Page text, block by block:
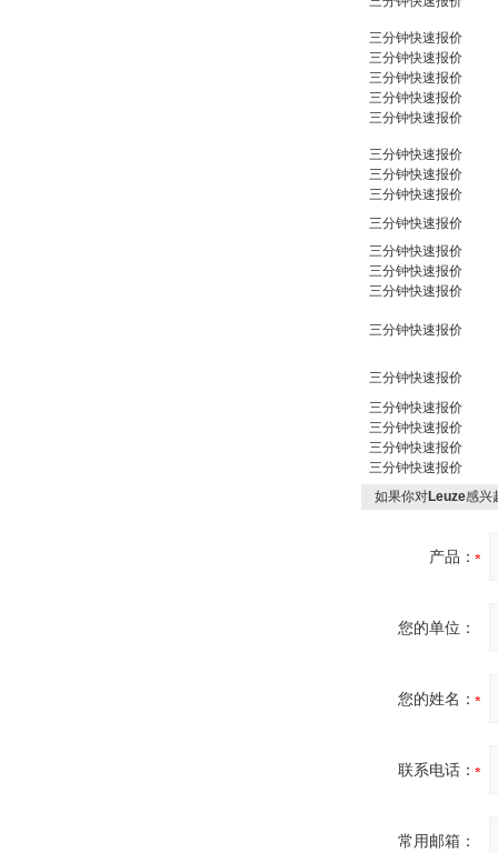
三分钟快速报价
三分钟快速报价
三分钟快速报价
三分钟快速报价
三分钟快速报价
三分钟快速报价
三分钟快速报价
三分钟快速报价
三分钟快速报价
三分钟快速报价
三分钟快速报价
三分钟快速报价
三分钟快速报价
三分钟快速报价
三分钟快速报价
三分钟快速报价
三分钟快速报价
三分钟快速报价
如果你对Leuze感兴
产品：
您的单位：
您的姓名：
联系电话：
常用邮箱：